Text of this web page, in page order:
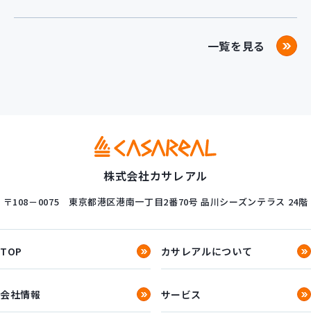
一覧を見る
株式会社カサレアル
〒108－0075 東京都港区港南一丁目2番70号 品川シーズンテラス 24階
TOP カサレアルについて
会社情報 サービス